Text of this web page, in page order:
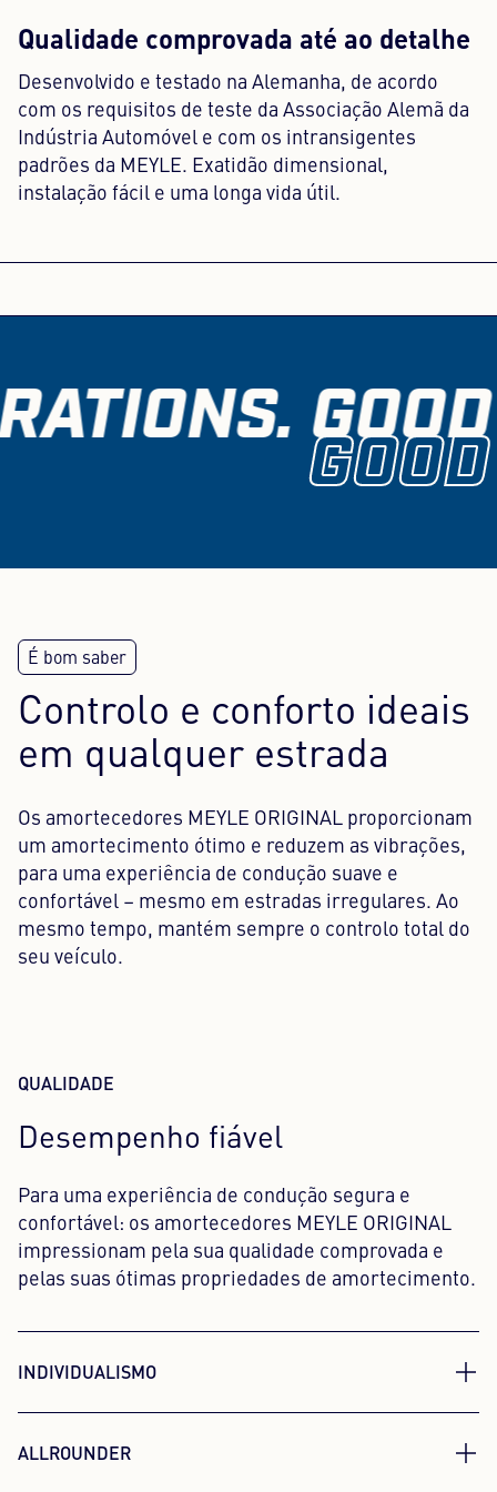
Qualidade comprovada até ao detalhe
Desenvolvido e testado na Alemanha, de acordo
com os requisitos de teste da Associação Alemã da
Indústria Automóvel e com os intransigentes
padrões da MEYLE. Exatidão dimensional,
instalação fácil e uma longa vida útil.
Controlo e conforto ideais
em qualquer estrada
Os amortecedores MEYLE ORIGINAL proporcionam
um amortecimento ótimo e reduzem as vibrações,
para uma experiência de condução suave e
confortável – mesmo em estradas irregulares. Ao
mesmo tempo, mantém sempre o controlo total do
seu veículo.
QUALIDADE
Desempenho fiável
Para uma experiência de condução segura e
confortável: os amortecedores MEYLE ORIGINAL
impressionam pela sua qualidade comprovada e
pelas suas ótimas propriedades de amortecimento.
INDIVIDUALISMO
veículo
ALLROUNDER